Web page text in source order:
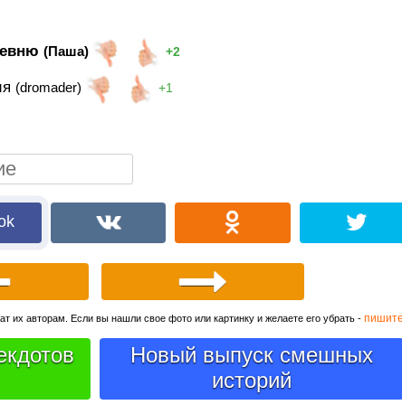
(Паша) +2
(dromader) +1
их авторам. Если вы нашли свое фото или картинку и желаете его убрать -
Новый выпуск смешных
историй